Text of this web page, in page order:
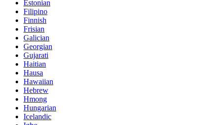
Estonian
Filipino
Finnish
Frisian
Galician
Georgian
Gujarati
Haitian
Hausa
Hawaiian
Hebrew
Hmong
Hungarian
Icelandic